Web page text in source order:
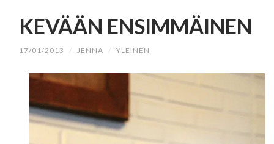
KEVÄÄN ENSIMMÄINEN
17/01/2013 / JENNA / YLEINEN